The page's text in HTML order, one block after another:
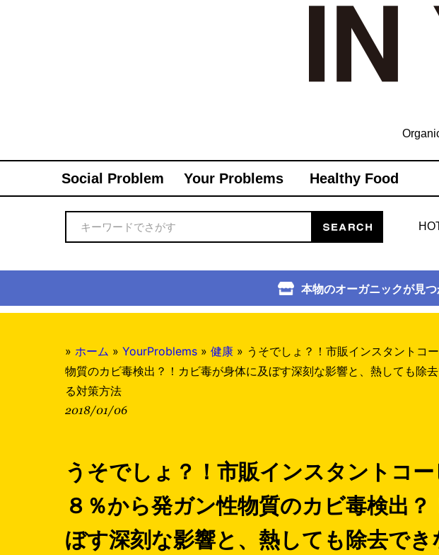
Social Problem Your Problems Healthy Food
本物のオーガニックが見
» ホーム » YourProblems » 健康 » うそでしょ？！市販インスタントコ
物質のカビ毒検出？！カビ毒が身体に及ぼす深刻な影響と、熱しても除
る対策方法
2018/01/06
うそでしょ？！市販インスタントコ
８％から発ガン性物質のカビ毒検出
ぼす深刻な影響と、熱しても除去で